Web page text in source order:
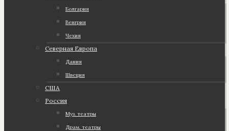
Болгария
Венгрия
Чехия
Северная Европа
Дания
Швеция
США
Россия
Муз. театры
Драм. театры